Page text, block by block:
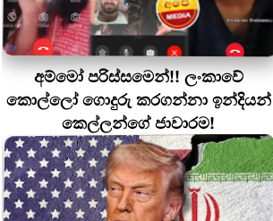
අම්මෝ පරිස්සමෙන්!! ලංකාවේ
කොල්ලෝ ගොදුරු කරගන්නා ඉන්දියන්
කෙල්ලන්ගේ ජාවාරම!